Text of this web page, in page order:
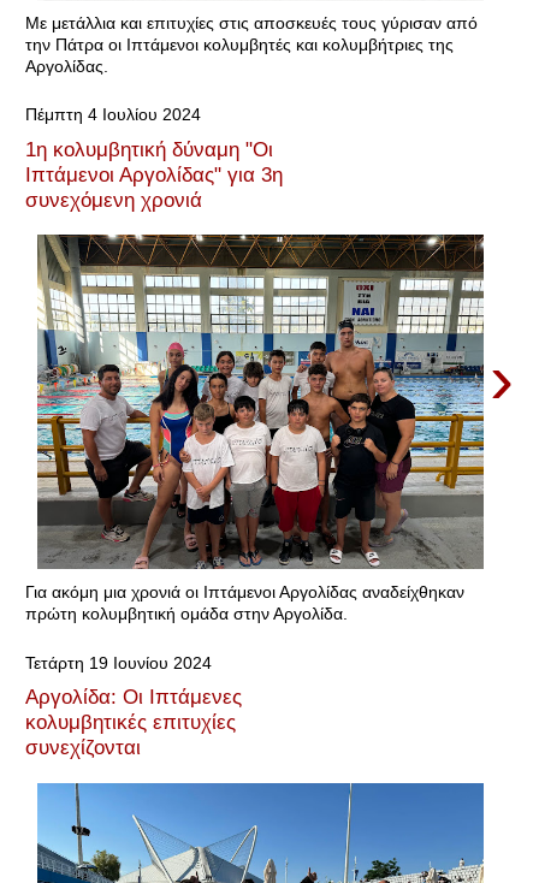
Με μετάλλια και επιτυχίες στις αποσκευές τους γύρισαν από
την Πάτρα οι Ιπτάμενοι κολυμβητές και κολυμβήτριες της
Αργολίδας.
Πέμπτη 4 Ιουλίου 2024
1η κολυμβητική δύναμη "Οι
Ιπτάμενοι Αργολίδας" για 3η
συνεχόμενη χρονιά
›
Για ακόμη μια χρονιά οι Ιπτάμενοι Αργολίδας αναδείχθηκαν
πρώτη κολυμβητική ομάδα στην Αργολίδα.
Τετάρτη 19 Ιουνίου 2024
Αργολίδα: Οι Ιπτάμενες
κολυμβητικές επιτυχίες
συνεχίζονται